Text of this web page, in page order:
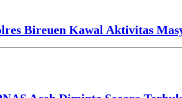
Bireuen Kawal Aktivitas